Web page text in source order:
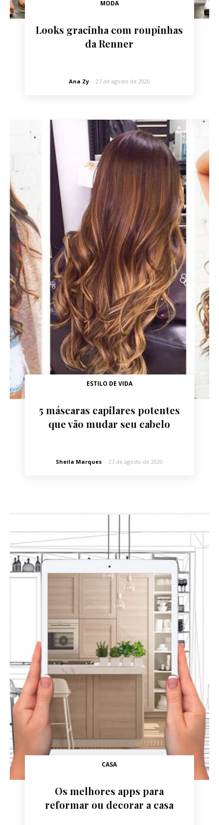
MODA
Looks gracinha com roupinhas
da Renner
Ana Zy - 27 de agosto de 2020
ESTILO DE VIDA
5 máscaras capilares potentes
que vão mudar seu cabelo
Sheila Marques - 27 de agosto de 2020
CASA
Os melhores apps para
reformar ou decorar a casa